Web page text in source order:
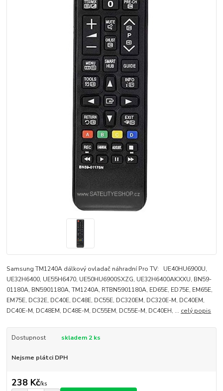
Samsung TM1240A dálkový ovladač náhradní Pro TV: UE40HU6900U,
UE32H6400, UE55H6470, UE50HU6900SXZG, UE32H6400AKXXU, BN59-
01180A, BN5901180A, TM1240A, RTBN5901180A, ED65E, ED75E, EM65E,
EM75E, DC32E, DC40E, DC48E, DC55E, DC320EM, DC320E-M, DC40EM,
DC40E-M, DC48EM, DC48E-M, DC55EM, DC55E-M, DC40EH, ... celý popis
Dostupnost skladem 2 ks
Nejsme plátci DPH
238 Kč/ks